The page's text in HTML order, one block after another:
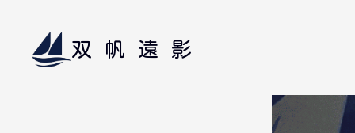
双帆遠影